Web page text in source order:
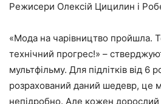
Режисери Олексій Цицилин і
«Мода на чарівництво пройшла.
технічний прогрес!» –
мультфільму. Для підлітків від 6
розрахований даний шедевр, це
непідробно. Але кожен дорослий